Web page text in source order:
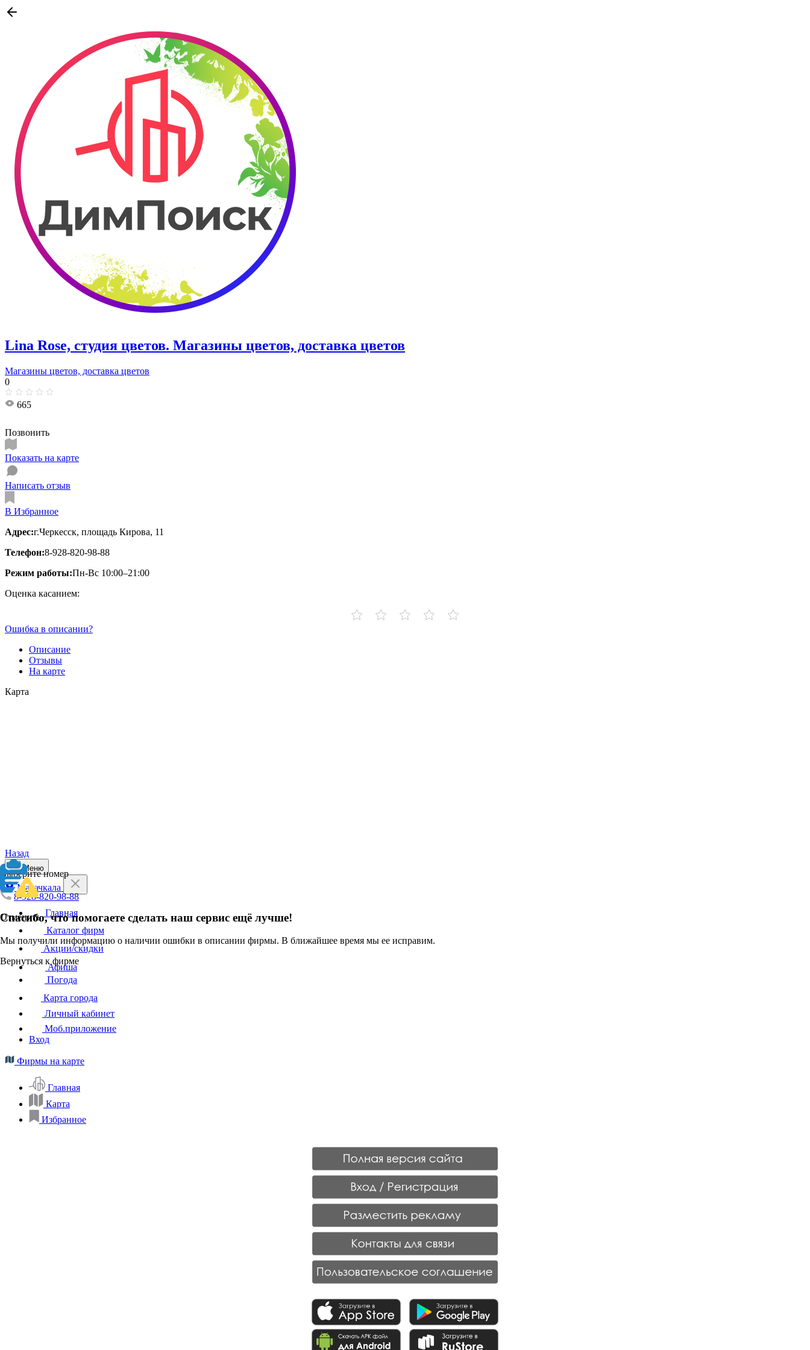
Lina Rose, студия цветов. Магазины цветов, доставка цветов
Магазины цветов, доставка цветов
0
665
Позвонить
Показать на карте
Написать отзыв
В Избранное
Адрес:г.Черкесск, площадь Кирова, 11
Телефон:8-928-820-98-88
Режим работы:Пн-Вс 10:00–21:00
Оценка касанием:
Ошибка в описании?
Описание
Отзывы
На карте
Карта
Назад
Выберите номер
8-928-820-98-88
Отменить
Спасибо, что помогаете сделать наш сервис ещё лучше!
Мы получили информацию о наличии ошибки в описании фирмы. В ближайшее время мы ее исправим.
Вернуться к фирме
Меню
Махачкала
Главная
Каталог фирм
Акции/скидки
Афиша
Погода
Карта города
Личный кабинет
Моб.приложение
Вход
Фирмы на карте
Главная
Карта
Избранное